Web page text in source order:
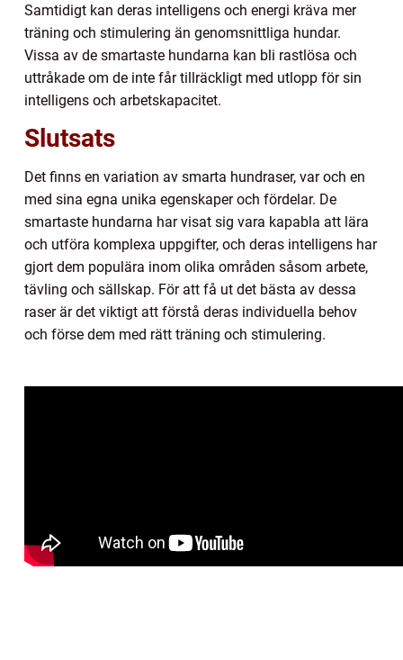
Samtidigt kan deras intelligens och energi kräva mer
träning och stimulering än genomsnittliga hundar.
Vissa av de smartaste hundarna kan bli rastlösa och
uttråkade om de inte får tillräckligt med utlopp för sin
intelligens och arbetskapacitet.
Slutsats
Det finns en variation av smarta hundraser, var och en
med sina egna unika egenskaper och fördelar. De
smartaste hundarna har visat sig vara kapabla att lära
och utföra komplexa uppgifter, och deras intelligens har
gjort dem populära inom olika områden såsom arbete,
tävling och sällskap. För att få ut det bästa av dessa
raser är det viktigt att förstå deras individuella behov
och förse dem med rätt träning och stimulering.